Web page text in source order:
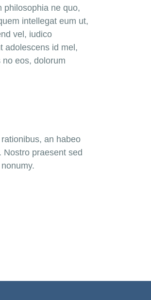
philosophia ne quo,
intellegat eum ut,
vel, iudico
adolescens id mel,
eos, dolorum
an habeo
Nostro praesent sed